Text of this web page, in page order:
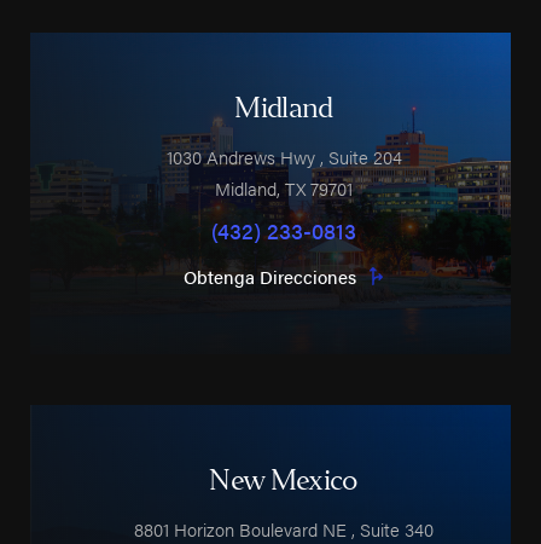
Midland
1030 Andrews Hwy, Suite 204
Midland,TX79701
(432) 233-0813
Obtenga Direcciones
New Mexico
8801 Horizon Boulevard NE, Suite 340